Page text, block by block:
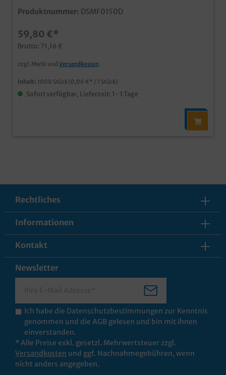
Produktnummer: DSMF0150D
59,80 €*
Brutto: 71,16 €
zzgl. MwSt und Versandkosten
Inhalt: 1000 Stück (0,06 €* / 1 Stück)
Sofort verfügbar, Lieferzeit: 1-3 Tage
Rechtliches
Informationen
Kontakt
Newsletter
Ich habe die Datenschutzbestimmungen zur Kenntnis
genommen und die AGB gelesen und bin mit ihnen
einverstanden.
* Alle Preise exkl. gesetzl. Mehrwertsteuer zzgl.
Versandkosten und ggf. Nachnahmegebühren, wenn
nicht anders angegeben.